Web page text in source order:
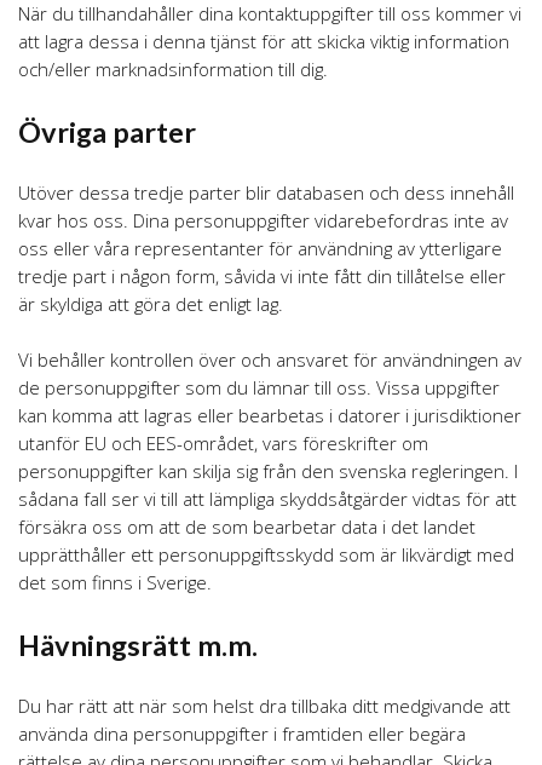
När du tillhandahåller dina kontaktuppgifter till oss kommer vi
att lagra dessa i denna tjänst för att skicka viktig information
och/eller marknadsinformation till dig.
Övriga parter
Utöver dessa tredje parter blir databasen och dess innehåll
kvar hos oss. Dina personuppgifter vidarebefordras inte av
oss eller våra representanter för användning av ytterligare
tredje part i någon form, såvida vi inte fått din tillåtelse eller
är skyldiga att göra det enligt lag.
Vi behåller kontrollen över och ansvaret för användningen av
de personuppgifter som du lämnar till oss. Vissa uppgifter
kan komma att lagras eller bearbetas i datorer i jurisdiktioner
utanför EU och EES-området, vars föreskrifter om
personuppgifter kan skilja sig från den svenska regleringen. I
sådana fall ser vi till att lämpliga skyddsåtgärder vidtas för att
försäkra oss om att de som bearbetar data i det landet
upprätthåller ett personuppgiftsskydd som är likvärdigt med
det som finns i Sverige.
Hävningsrätt m.m.
Du har rätt att när som helst dra tillbaka ditt medgivande att
använda dina personuppgifter i framtiden eller begära